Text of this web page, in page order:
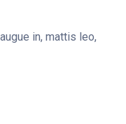
in, mattis leo,